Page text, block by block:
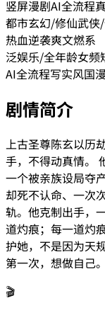
竖屏漫剧AI全流程
都市玄幻/修仙武侠
热血逆袭爽文燃系
泛娱乐/全年龄女频
AI全流程写实风国
剧情简介
上古圣尊陈玄以历
手，不得动真情。
一个被亲族设局夺
却死不认命、一次
轨。他克制出手，
道灼痕；每一道灼
护她，不是因为天
第一次，想做自己。
🎬